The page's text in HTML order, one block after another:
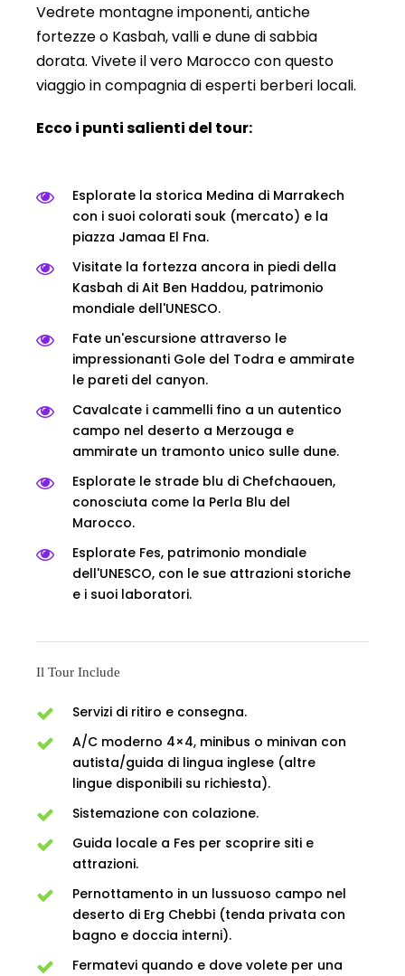
Vedrete montagne imponenti, antiche
fortezze o Kasbah, valli e dune di sabbia
dorata. Vivete il vero Marocco con questo
viaggio in compagnia di esperti berberi locali.
Ecco i punti salienti del tour:
Esplorate la storica Medina di Marrakech
con i suoi colorati souk (mercato) e la
piazza Jamaa El Fna.
Visitate la fortezza ancora in piedi della
Kasbah di Ait Ben Haddou, patrimonio
mondiale dell'UNESCO.
Fate un'escursione attraverso le
impressionanti Gole del Todra e ammirate
le pareti del canyon.
Cavalcate i cammelli fino a un autentico
campo nel deserto a Merzouga e
ammirate un tramonto unico sulle dune.
Esplorate le strade blu di Chefchaouen,
conosciuta come la Perla Blu del
Marocco.
Esplorate Fes, patrimonio mondiale
dell'UNESCO, con le sue attrazioni storiche
e i suoi laboratori.
Il Tour Include
Servizi di ritiro e consegna.
A/C moderno 4×4, minibus o minivan con
autista/guida di lingua inglese (altre
lingue disponibili su richiesta).
Sistemazione con colazione.
Guida locale a Fes per scoprire siti e
attrazioni.
Pernottamento in un lussuoso campo nel
deserto di Erg Chebbi (tenda privata con
bagno e doccia interni).
Fermatevi quando e dove volete per una